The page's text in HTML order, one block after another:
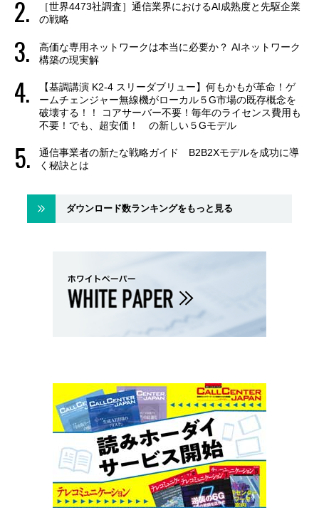
［世界4473社調査］通信業界におけるAI成熟度と先駆企業
の戦略
高価な専用ネットワークは本当に必要か？ AIネットワーク
構築の現実解
【基調講演 K2-4 スリーダブリュー】何もかもが革命！ゲ
ームチェンジャー無線機がローカル５G市場の既存概念を
破壊する！！ コアサーバー不要！毎年のライセンス費用も
不要！でも、超安価！ の新しい５Gモデル
通信事業者の新たな戦略ガイド B2B2Xモデルを成功に導
く秘訣とは
ダウンロード数ランキングをもっと見る